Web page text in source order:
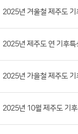
목,
록
첨
부
파
2025년 겨울철 제주도 기
2025년 제주도 연 기후특
2025년 가을철 제주도 기
2025년 10월 제주도 기